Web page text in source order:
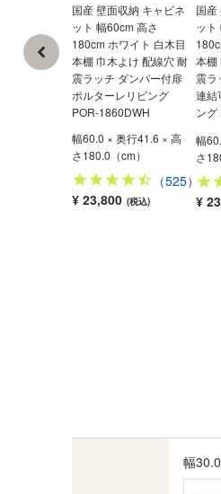
で、巾木をよけて設置で
国産 壁面収納 キャビネ
ット 幅60cm 高さ
180cm ホワイト 白木目
本棚 巾木よけ 配線穴 耐
震ラッチ ダンパー付扉
ポルターレリビング
POR-1860DWH
幅60.0 × 奥行41.6 × 高
さ180.0（cm）
（525）
¥ 23,800 (税込)
国産
ット
本棚
震ラ
連結
ン
幅
さ
¥
幅